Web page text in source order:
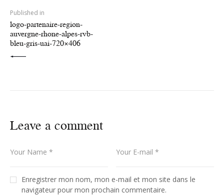
Published in
logo-partenaire-region-
auvergne-rhone-alpes-rvb-
bleu-gris-uai-720×406
Leave a comment
Enregistrer mon nom, mon e-mail et mon site dans le
navigateur pour mon prochain commentaire.